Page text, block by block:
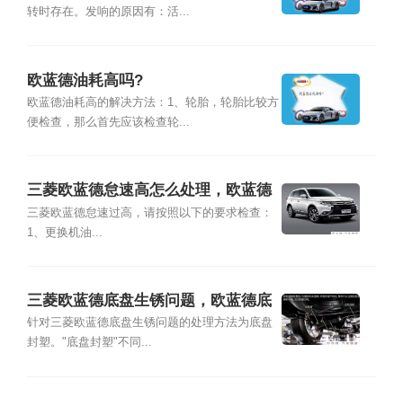
转时存在。发响的原因有：活...
欧蓝德油耗高吗?
欧蓝德油耗高的解决方法：1、轮胎，轮胎比较方
便检查，那么首先应该检查轮...
三菱欧蓝德怠速高怎么处理，欧蓝德
正常怠速多少
三菱欧蓝德怠速过高，请按照以下的要求检查：
1、更换机油...
三菱欧蓝德底盘生锈问题，欧蓝德底
盘生锈怎么处理
针对三菱欧蓝德底盘生锈问题的处理方法为底盘
封塑。"底盘封塑"不同...